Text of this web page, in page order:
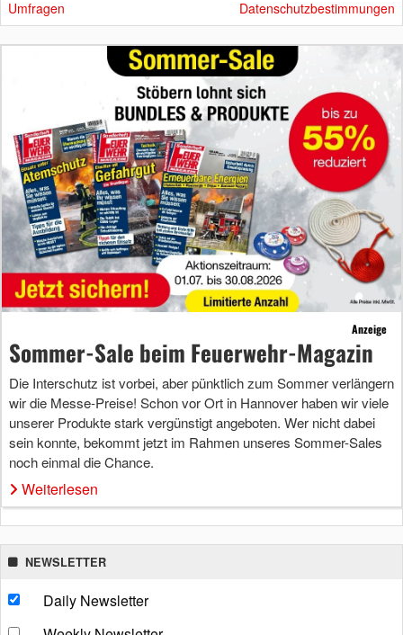
Umfragen Datenschutzbestimmungen
Anzeige
Sommer-Sale beim Feuerwehr-Magazin
Die Interschutz ist vorbei, aber pünktlich zum Sommer verlängern
wir die Messe-Preise! Schon vor Ort in Hannover haben wir viele
unserer Produkte stark vergünstigt angeboten. Wer nicht dabei
sein konnte, bekommt jetzt im Rahmen unseres Sommer-Sales
noch einmal die Chance.
Weiterlesen
NEWSLETTER
Daily Newsletter